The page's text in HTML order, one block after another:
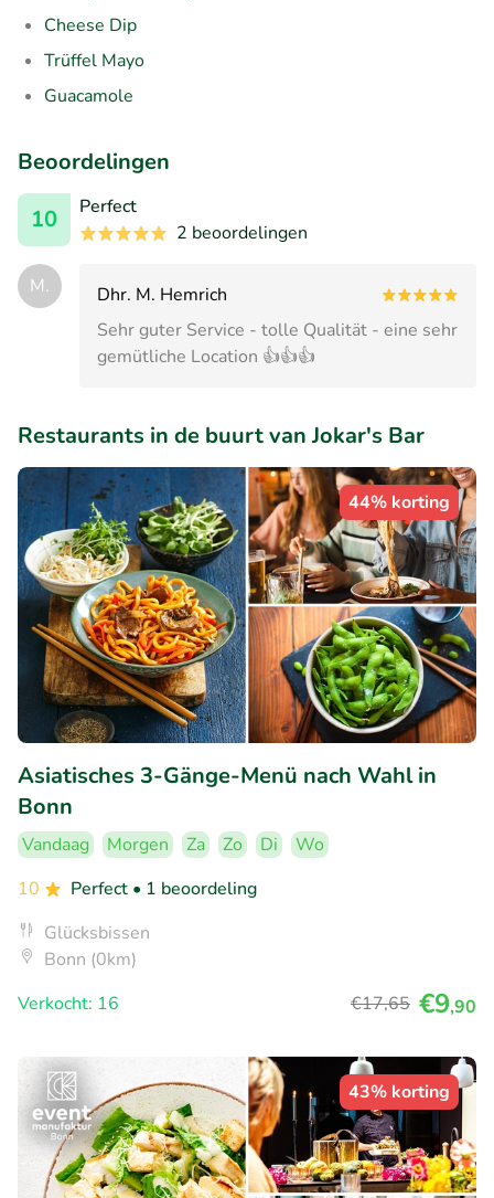
Cheese Dip
Trüffel Mayo
Guacamole
Beoordelingen
10
Perfect
2 beoordelingen
M.
Dhr. M. Hemrich
Sehr guter Service - tolle Qualität - eine sehr
gemütliche Location 👍👍👍
Restaurants in de buurt van Jokar's Bar
44% korting
Asiatisches 3-Gänge-Menü nach Wahl in
Bonn
Vandaag Morgen Za Zo Di
Wo
10
Perfect • 1 beoordeling
Glücksbissen
Bonn (0km)
Verkocht: 16
€17,65 €9,90
43% korting